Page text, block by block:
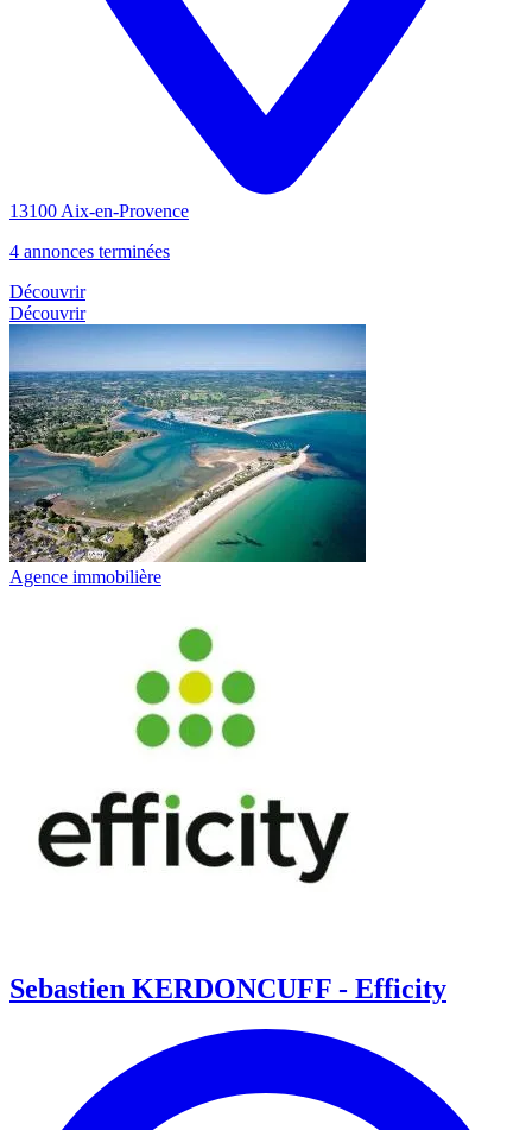
13100 Aix-en-Provence
4 annonces terminées
Découvrir
Découvrir
Agence immobilière
Sebastien KERDONCUFF - Efficity